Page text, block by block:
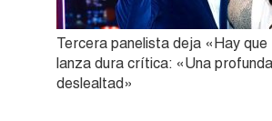
Tercera panelista deja «Hay
lanza dura crítica: «Una profunda
deslealtad»